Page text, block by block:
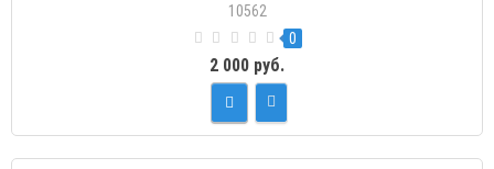
10562
0
2 000 руб.